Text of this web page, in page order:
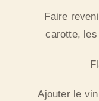
Faire
carotte, les
Ajouter le